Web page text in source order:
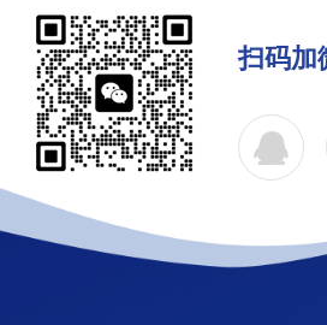
扫码加